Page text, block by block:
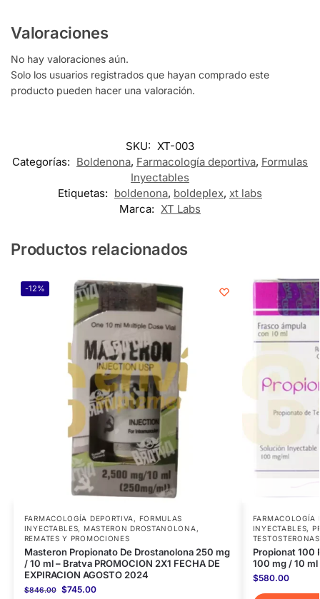
Valoraciones
No hay valoraciones aún.
Solo los usuarios registrados que hayan comprado este
producto pueden hacer una valoración.
SKU: XT-003
Categorías: Boldenona, Farmacología deportiva, Formulas
Inyectables
Etiquetas: boldenona, boldeplex, xt labs
Marca: XT Labs
Productos relacionados
-12%
FARMACOLOGÍA DEPORTIVA , FORMULAS
INYECTABLES, MASTERON DROSTANOLONA ,
REMATES Y PROMOCIONES
Masteron Propionato De Drostanolona 250 mg
/ 10 ml – Bratva PROMOCION 2X1 FECHA DE
EXPIRACION AGOSTO 2024
$846.00 $745.00
FARMACOLOGÍA
INYECTABLES,
TESTOSTERONAS
Propionat 100
100 mg / 10 ml
$580.00